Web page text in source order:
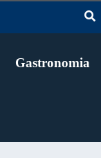
Gastronomia